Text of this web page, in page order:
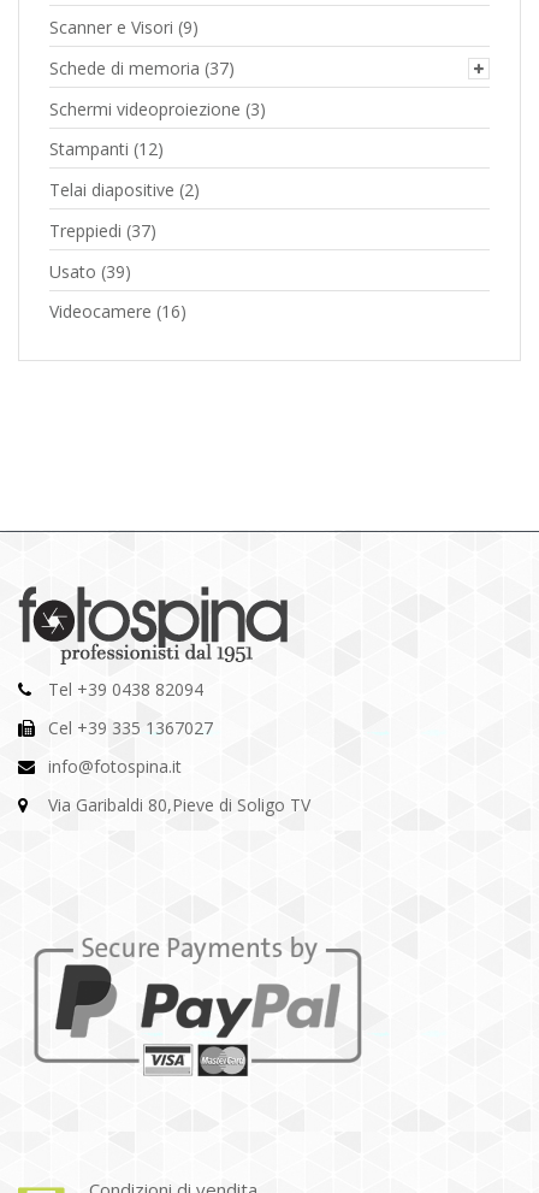
Scanner e Visori (9)
Schede di memoria (37)
Schermi videoproiezione (3)
Stampanti (12)
Telai diapositive (2)
Treppiedi (37)
Usato (39)
Videocamere (16)
Tel +39 0438 82094
Cel +39 335 1367027
info@fotospina.it
Via Garibaldi 80,Pieve di Soligo TV